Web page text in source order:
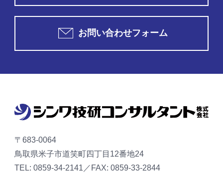
お問い合わせフォーム
〒683-0064
鳥取県米子市道笑町四丁目12番地24
TEL: 0859-34-2141／FAX: 0859-33-2844